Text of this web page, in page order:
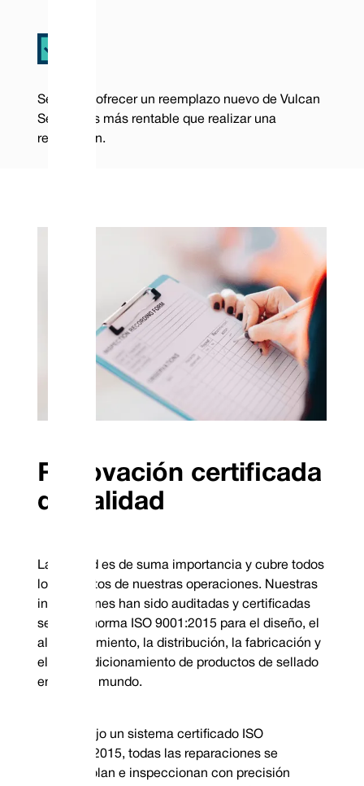
Se puede ofrecer un reemplazo nuevo de Vulcan
Seals si es más rentable que realizar una
renovación.
Renovación certificada
de calidad
La calidad es de suma importancia y cubre todos
los aspectos de nuestras operaciones. Nuestras
instalaciones han sido auditadas y certificadas
según la norma ISO 9001:2015 para el diseño, el
almacenamiento, la distribución, la fabricación y
el reacondicionamiento de productos de sellado
en todo el mundo.
Bajo un sistema certificado ISO
9001:2015, todas las reparaciones se
controlan e inspeccionan con precisión